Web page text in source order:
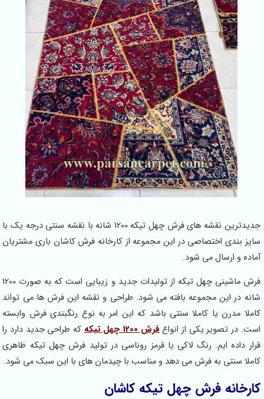
جدیدترین نقشه های فرش چهل تیکه 1200 شانه با نقشه سنتی درجه یک با
سایز بندی اختصاصی در این مجموعه از کارخانه فرش کاشان باری مشتریان
آماده و ارسال می شود.
فرش ماشینی چهل تیکه از تولیدات جدید و زیبایی است که به صورت 1200
شانه در این مجموعه بافته می شود. طراحی و نقشه این فرش ها می تواند
کاملا مدرن یا کاملا سنتی باشد که این امر به نوع رنگبندی فرش وابسته
است. در تصویر یکی از انواعفرش 1200 چهل تیکه
که طراحی جدید دارد را
قرار داده ایم. رنگ لاکی یا قرمز روناسی در تولید فرش چهل تیکه ظاهری
کاملا سنتی به فرش می دهد و مناسب با چیدمان های با این سبک می شود.
کارخانه فرش چهل تیکه کاشان